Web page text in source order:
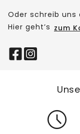
Oder schreib uns
Hier geht’s zum